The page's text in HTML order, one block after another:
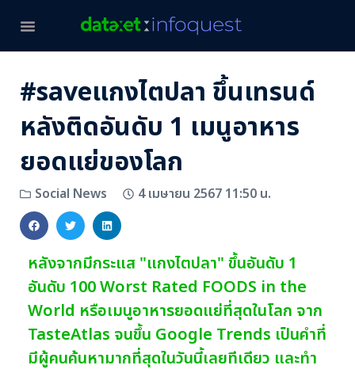
#saveแกงไตปลา ขึ้นเทรนด์
หลังติดอันดับ 1 เมนูอาหาร
ยอดแย่ของโลก
Social News 4 เมษายน 2567 11:50 น.
หลังจากมีกระแส "แกงไตปลา" ขึ้นอันดับ 1
อันดับ 100 Worst Rated FOODS in the
World หรือเมนูอาหารยอดแย่ที่สุดในโลก จาก
TasteAtlas จนขึ้น Google Trends เป็นคำที่
มีผู้คนค้นหามากที่สุดในวันนี้เลยทีเดียว และทำ